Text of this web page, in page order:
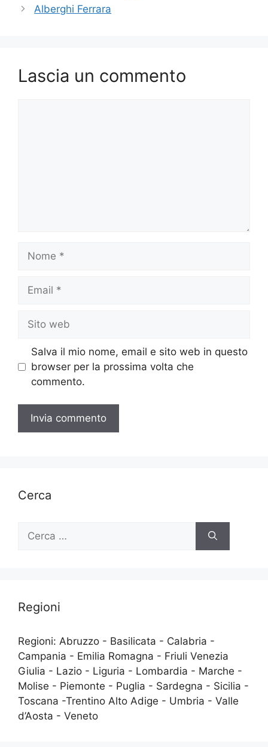
Alberghi Ferrara
Lascia un commento
web
Salva il mio nome, email e sito web in questo
browser per la prossima volta che
commento.
Cerca
Ricerca
Regioni
Regioni: Abruzzo - Basilicata - Calabria -
Campania - Emilia Romagna - Friuli Venezia
Giulia - Lazio - Liguria - Lombardia - Marche -
Molise - Piemonte - Puglia - Sardegna - Sicilia -
Toscana -Trentino Alto Adige - Umbria - Valle
d’Aosta - Veneto